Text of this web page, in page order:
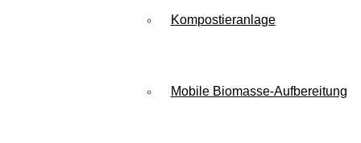
Kompostieranlage
Mobile Biomasse-Aufbereitung